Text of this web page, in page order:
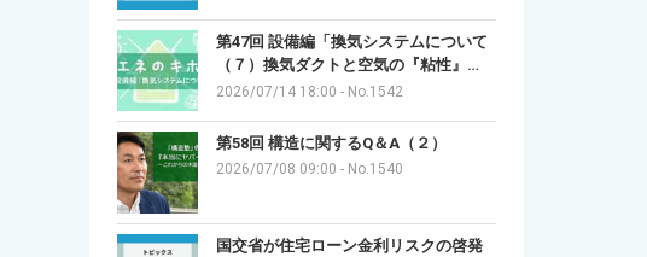
第47回 設備編「換気システムについて
（７）換気ダクトと空気の『粘性』…
2026/07/14 18:00 - No.1542
第58回 構造に関するQ＆A（２）
2026/07/08 09:00 - No.1540
国交省が住宅ローン金利リスクの啓発